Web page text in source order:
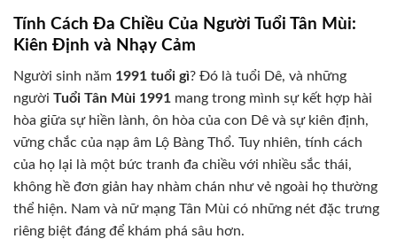
Tính Cách Đa Chiều Của Người Tuổi Tân Mùi:
Kiên Định và Nhạy Cảm
Người sinh năm 1991 tuổi gì? Đó là tuổi Dê, và những
người Tuổi Tân Mùi 1991 mang trong mình sự kết hợp hài
hòa giữa sự hiền lành, ôn hòa của con Dê và sự kiên định,
vững chắc của nạp âm Lộ Bàng Thổ. Tuy nhiên, tính cách
của họ lại là một bức tranh đa chiều với nhiều sắc thái,
không hề đơn giản hay nhàm chán như vẻ ngoài họ thường
thể hiện. Nam và nữ mạng Tân Mùi có những nét đặc trưng
riêng biệt đáng để khám phá sâu hơn.